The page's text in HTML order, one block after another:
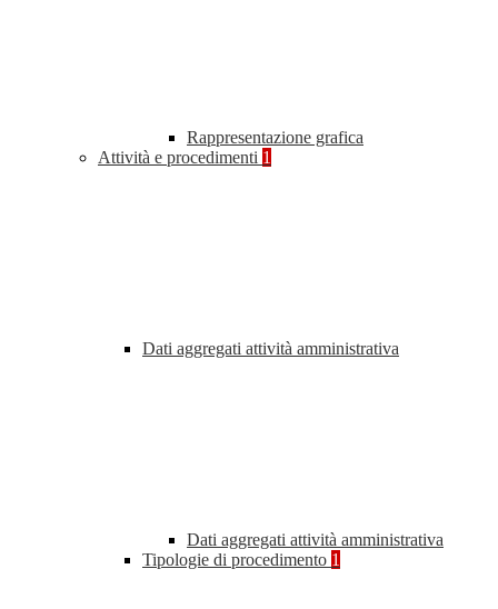
Rappresentazione grafica
Attività e procedimenti 1
Dati aggregati attività amministrativa
Dati aggregati attività amministrativa
Tipologie di procedimento 1